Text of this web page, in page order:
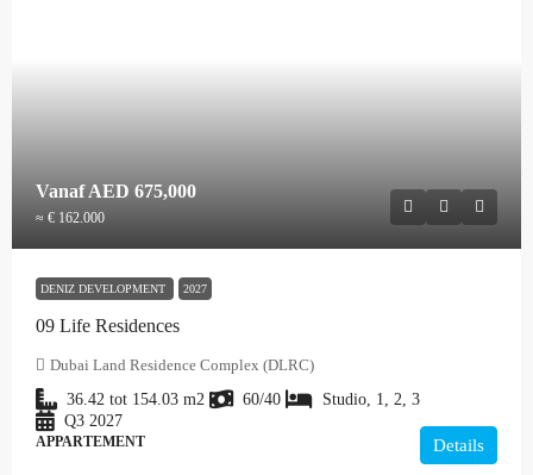
VanafAED 675,000
≈ € 162.000
DENIZ DEVELOPMENT 2027
09 Life Residences
Dubai Land Residence Complex (DLRC)
36.42 tot 154.03 m2 60/40
Studio, 1, 2, 3
Q3 2027
APPARTEMENT Details